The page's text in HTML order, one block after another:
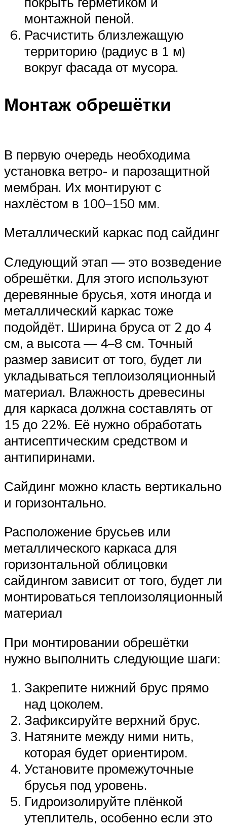
монтажной пеной.
Расчистить близлежащую
территорию (радиус в 1 м)
вокруг фасада от мусора.
Монтаж обрешётки
В первую очередь необходима
установка ветро- и парозащитной
мембран. Их монтируют с
нахлёстом в 100–150 мм.
Металлический каркас под сайдинг
Следующий этап — это возведение
обрешётки. Для этого используют
деревянные брусья, хотя иногда и
металлический каркас тоже
подойдёт. Ширина бруса от 2 до 4
см, а высота — 4–8 см. Точный
размер зависит от того, будет ли
укладываться теплоизоляционный
материал. Влажность древесины
для каркаса должна составлять от
15 до 22%. Её нужно обработать
антисептическим средством и
антипиринами.
Сайдинг можно класть вертикально
и горизонтально.
Расположение брусьев или
металлического каркаса для
горизонтальной облицовки
сайдингом зависит от того, будет ли
монтироваться теплоизоляционный
материал
При монтировании обрешётки
нужно выполнить следующие шаги:
Закрепите нижний брус прямо
над цоколем.
Зафиксируйте верхний брус.
Натяните между ними нить,
которая будет ориентиром.
Установите промежуточные
брусья под уровень.
Гидроизолируйте плёнкой
утеплитель, особенно если это